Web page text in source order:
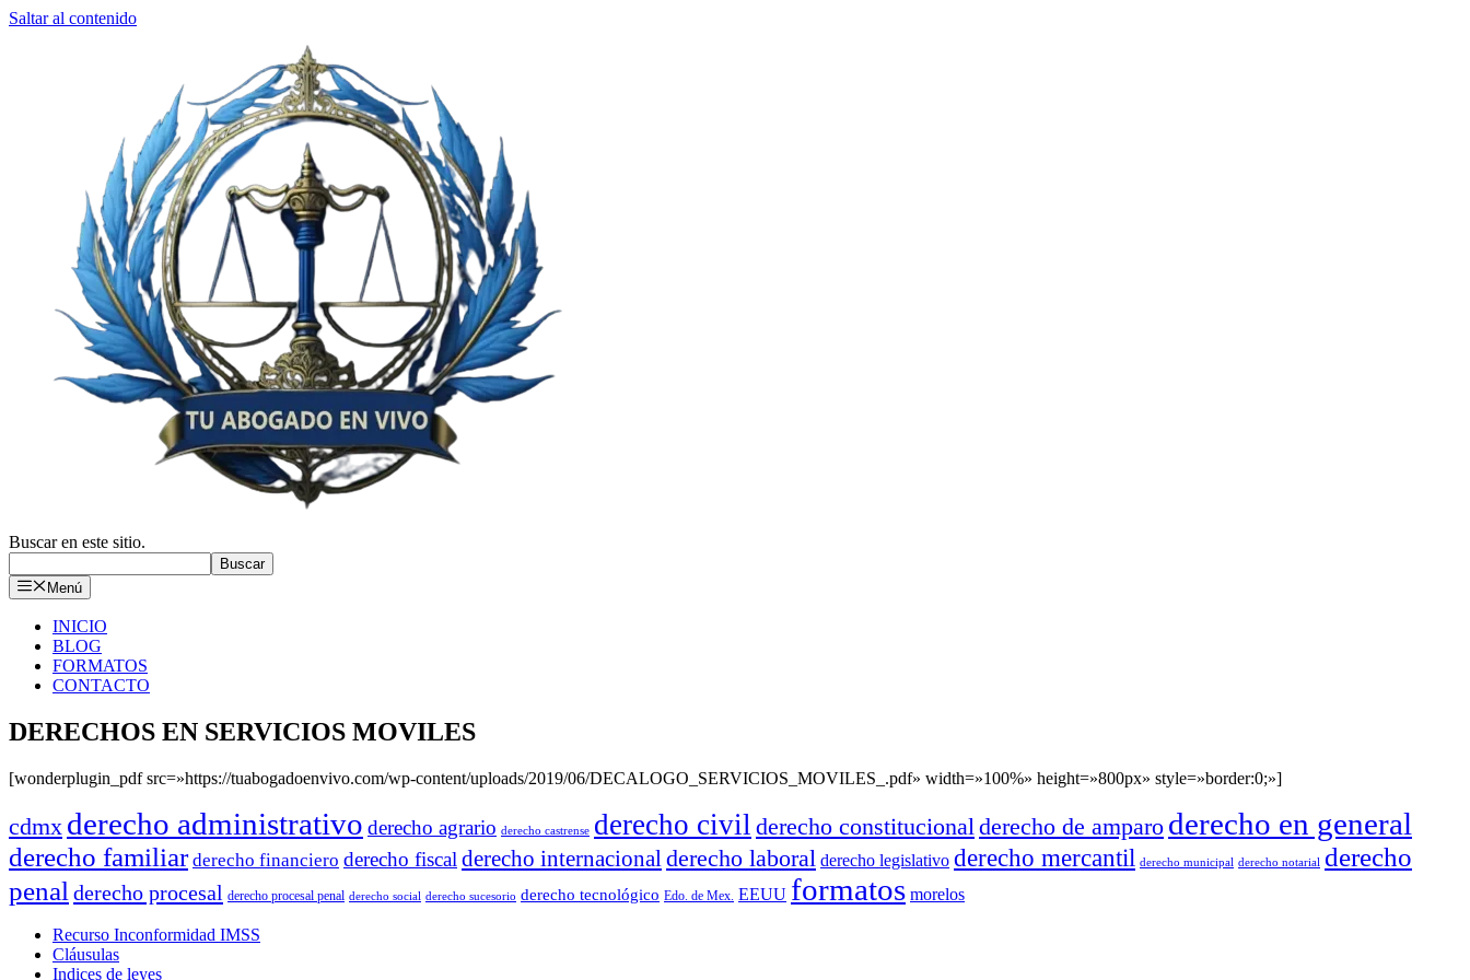
Saltar al contenido
Buscar en este sitio.
Buscar
Menú
INICIO
BLOG
FORMATOS
CONTACTO
DERECHOS EN SERVICIOS MOVILES
[wonderplugin_pdf src=»https://tuabogadoenvivo.com/wp-content/uploads/2019/06/DECALOGO_SERVICIOS_MOVILES_.pdf» width=»100%» height=»800px» style=»border:0;»]
cdmx derecho administrativo derecho agrario derecho castrense derecho civil derecho constitucionalderecho de amparo derecho en general
derecho familiar derecho financiero derecho fiscal derecho internacionalderecho laboral derecho legislativo derecho mercantil derecho municipal derecho notarial
derecho
penal derecho procesal derecho procesal penal derecho social derecho sucesorio derecho tecnológico Edo. de Mex. EEUU formatos morelos
Recurso Inconformidad IMSS
Cláusulas
Indices de leyes